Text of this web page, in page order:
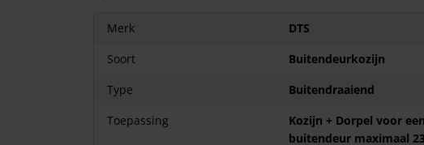
twee neuten meegeleverd. Deze DTS neuten bieden extra
voorkomen.
Kenmerken Kozijn
Geschikt voor buitendeuren
Merk
DTS
Soort
Buitendeurkozijn
Type
Buitendraaiend
Toepassing
Kozijn + Dorpel voor een
buitendeur maximaal